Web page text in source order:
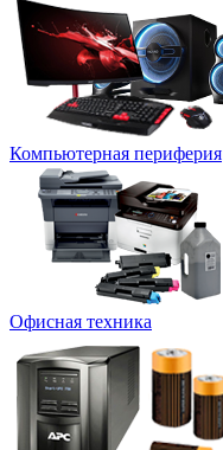
Компьютерная периферия
Офисная техника